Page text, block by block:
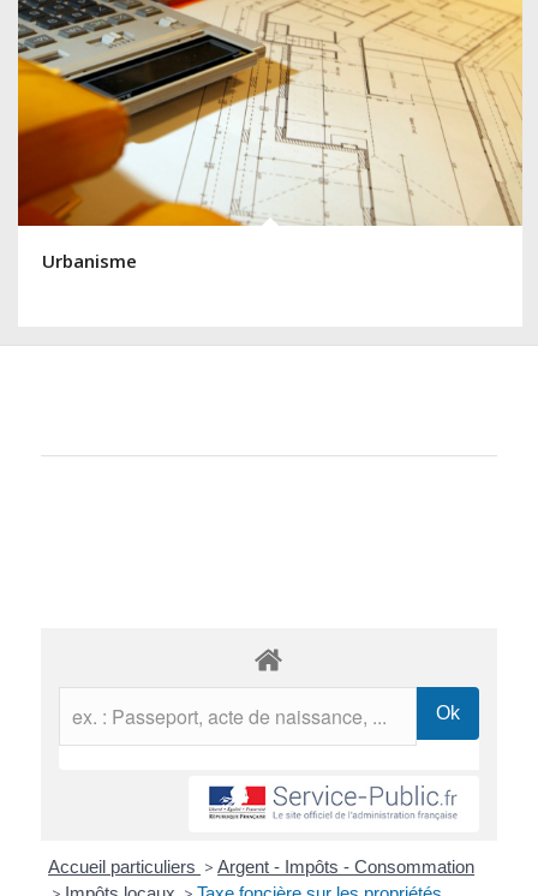
Urbanisme
Accueil particuliers > Argent - Impôts - Consommation